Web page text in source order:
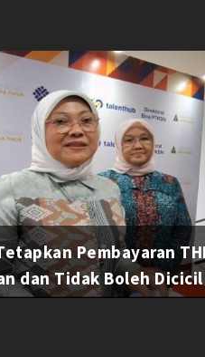
Pembayaran
dan Tidak Boleh Dicicil